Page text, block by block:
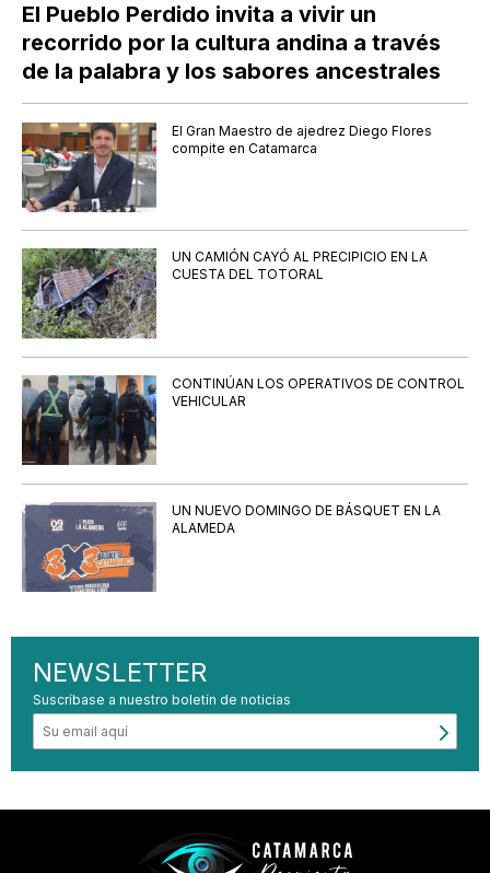
El Pueblo Perdido invita a vivir un
recorrido por la cultura andina a través
de la palabra y los sabores ancestrales
El Gran Maestro de ajedrez Diego Flores
compite en Catamarca
UN CAMIÓN CAYÓ AL PRECIPICIO EN LA
CUESTA DEL TOTORAL
CONTINÚAN LOS OPERATIVOS DE CONTROL
VEHICULAR
UN NUEVO DOMINGO DE BÁSQUET EN LA
ALAMEDA
NEWSLETTER
Suscríbase a nuestro boletín de noticias